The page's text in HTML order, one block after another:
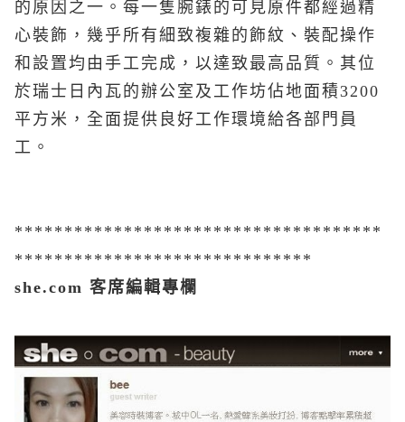
的原因之一。每一隻腕錶的可見原件都經過精
心裝飾，幾乎所有細致複雜的飾紋、裝配操作
和設置均由手工完成，以達致最高品質。其位
於瑞士日內瓦的辦公室及工作坊佔地面積3200
平方米，全面提供良好工作環境給各部門員
工。
*************************************
******************************
she.com 客席編輯專欄